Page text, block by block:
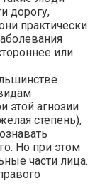
дорогу,
практически
или
этой агнозии
степень),
Но при этом
части лица.